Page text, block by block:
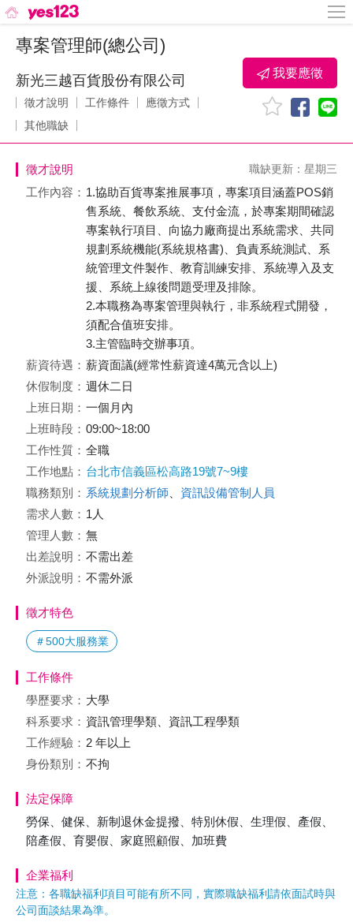
專案管理師(總公司)
新光三越百貨股份有限公司
徵才說明 工作條件
應徵方式
其他職缺
我要應徵
徵才說明 職缺更新：星期三
工作內容： 1.協助百貨專案推展事項，專案項目涵蓋POS銷
售系統、餐飲系統、支付金流，於專案期間確認
專案執行項目、向協力廠商提出系統需求、共同
規劃系統機能(系統規格書)、負責系統測試、系
統管理文件製作、教育訓練安排、系統導入及支
援、系統上線後問題受理及排除。
2.本職務為專案管理與執行，非系統程式開發，
須配合值班安排。
3.主管臨時交辦事項。
薪資待遇： 薪資面議(經常性薪資達4萬元含以上)
休假制度： 週休二日
上班日期： 一個月內
上班時段： 09:00~18:00
工作性質： 全職
工作地點： 台北市信義區松高路19號7~9樓
職務類別： 系統規劃分析師
資訊設備管制人員
需求人數： 1人
管理人數： 無
出差說明： 不需出差
外派說明： 不需外派
徵才特色
＃500大服務業
工作條件
學歷要求： 大學
科系要求： 資訊管理學類、資訊工程學類
工作經驗： 2 年以上
身份類別： 不拘
法定保障
勞保、健保、新制退休金提撥、特別休假、生理假、產假、
陪產假、育嬰假、家庭照顧假、加班費
企業福利
注意：各職缺福利項目可能有所不同，實際職缺福利請依面試時與
公司面談結果為準。